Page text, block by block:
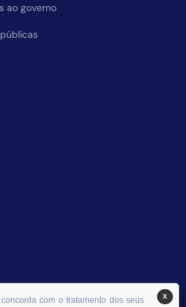
ao governo
X
com o tratamento dos seus